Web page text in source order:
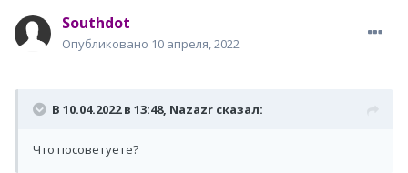
Southdot
Опубликовано 10 апреля, 2022
В 10.04.2022 в 13:48, Nazazr сказал:
Что посоветуете?